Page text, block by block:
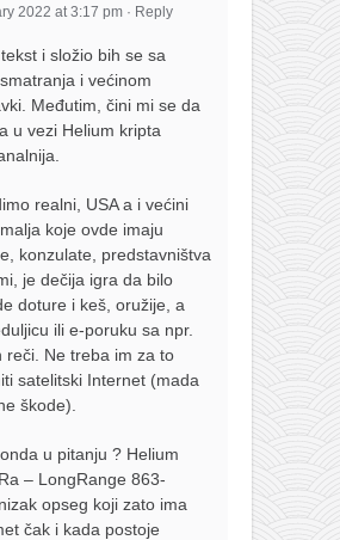
2022 at 3:17 pm · Reply
i složio bih se sa
i većinom
Međutim, čini mi se da
u vezi Helium kripta
realni, USA a i većini
koje ovde imaju
konzulate, predstavništva
je dečija igra da bilo
doture i keš, oružije, a
ili e-poruku sa npr.
reči. Ne treba im za to
satelitski Internet (mada
škode).
u pitanju ? Helium
– LongRange 863-
opseg koji zato ima
čak i kada postoje